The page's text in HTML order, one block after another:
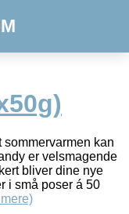
kan
er velsmagende
bliver dine nye
i små poser á 50